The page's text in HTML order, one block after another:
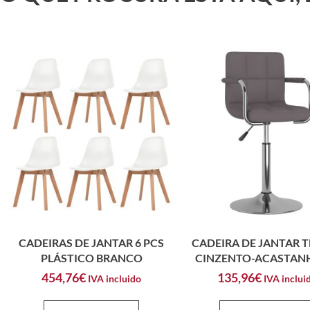
CADEIRAS DE JANTAR 6 PCS
PLÁSTICO BRANCO
454,76€ IVA incluido
CADEIRA DE JANTAR
CINZENTO-
135,96€ IVA